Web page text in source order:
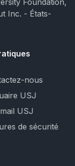
Foundation,
Inc. - États-
nous
USJ
USJ
de sécurité